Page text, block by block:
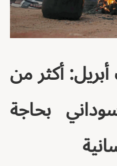
أكثر من
بحاجة